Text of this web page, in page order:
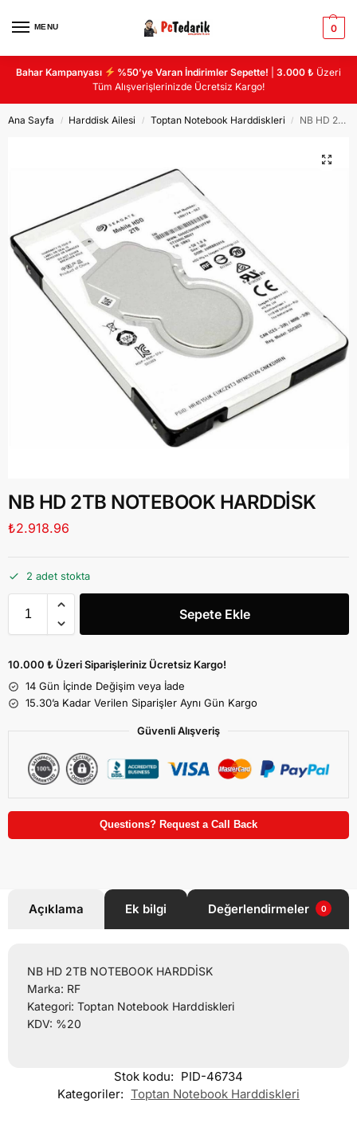
MENU 0
Bahar Kampanyası %50’ye Varan İndirimler Sepette! |3.000 ₺ Üzeri
Tüm Alışverişlerinizde Ücretsiz Kargo!
Ana Sayfa / Harddisk Ailesi / Toptan Notebook Harddiskleri / NB HD 2TB NOTEBOOK HARDDİSK
NB HD 2TB NOTEBOOK HARDDİSK
₺2.918.96
2 adet stokta
Sepete Ekle
10.000 ₺ Üzeri Siparişleriniz Ücretsiz Kargo!
14 Gün İçinde Değişim veya İade
15.30’a Kadar Verilen Siparişler Aynı Gün Kargo
Güvenli Alışveriş
Questions? Request a Call Back
Açıklama Ek bilgi Değerlendirmeler 0
NB HD 2TB NOTEBOOK HARDDİSK
Marka: RF
Kategori: Toptan Notebook Harddiskleri
KDV: %20
Stok kodu: PID-46734
Kategoriler: Toptan Notebook Harddiskleri